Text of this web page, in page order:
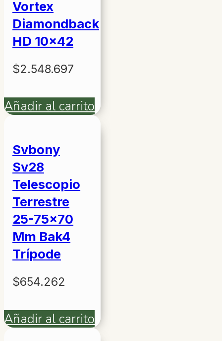
Vortex
Diamondback
HD 10×42
$2.548.697
Añadir al carrito
Svbony
Sv28
Telescopio
Terrestre
25-75×70
Mm Bak4
Trípode
$654.262
Añadir al carrito